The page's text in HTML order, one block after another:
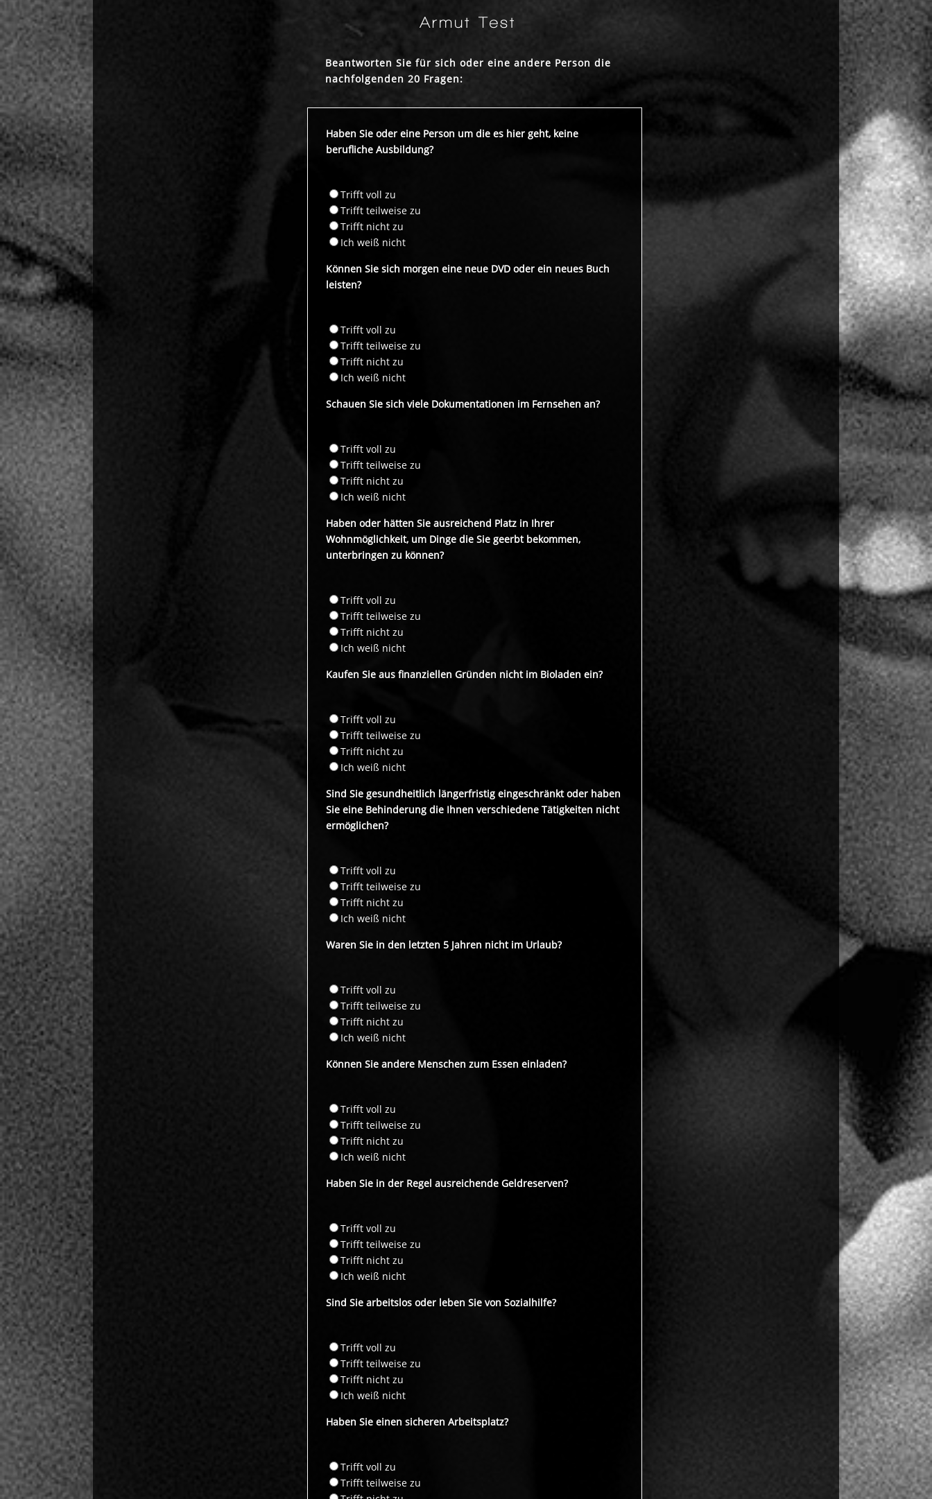
Beantworten Sie für sich oder eine andere Person die
nachfolgenden 20 Fragen:
Haben Sie oder eine Person um die es hier geht, keine
berufliche Ausbildung?
Trifft voll zu
Trifft teilweise zu
Trifft nicht zu
Ich weiß nicht
Können Sie sich morgen eine neue DVD oder ein neues Buch
leisten?
Trifft voll zu
Trifft teilweise zu
Trifft nicht zu
Ich weiß nicht
Schauen Sie sich viele Dokumentationen im Fernsehen an?
Trifft voll zu
Trifft teilweise zu
Trifft nicht zu
Ich weiß nicht
Haben oder hätten Sie ausreichend Platz in Ihrer
Wohnmöglichkeit, um Dinge die Sie geerbt bekommen,
unterbringen zu können?
Trifft voll zu
Trifft teilweise zu
Trifft nicht zu
Ich weiß nicht
Kaufen Sie aus finanziellen Gründen nicht im Bioladen ein?
Trifft voll zu
Trifft teilweise zu
Trifft nicht zu
Ich weiß nicht
Sind Sie gesundheitlich längerfristig eingeschränkt oder haben
Sie eine Behinderung die Ihnen verschiedene Tätigkeiten nicht
ermöglichen?
Trifft voll zu
Trifft teilweise zu
Trifft nicht zu
Ich weiß nicht
Waren Sie in den letzten 5 Jahren nicht im Urlaub?
Trifft voll zu
Trifft teilweise zu
Trifft nicht zu
Ich weiß nicht
Können Sie andere Menschen zum Essen einladen?
Trifft voll zu
Trifft teilweise zu
Trifft nicht zu
Ich weiß nicht
Haben Sie in der Regel ausreichende Geldreserven?
Trifft voll zu
Trifft teilweise zu
Trifft nicht zu
Ich weiß nicht
Sind Sie arbeitslos oder leben Sie von Sozialhilfe?
Trifft voll zu
Trifft teilweise zu
Trifft nicht zu
Ich weiß nicht
Haben Sie einen sicheren Arbeitsplatz?
Trifft voll zu
Trifft teilweise zu